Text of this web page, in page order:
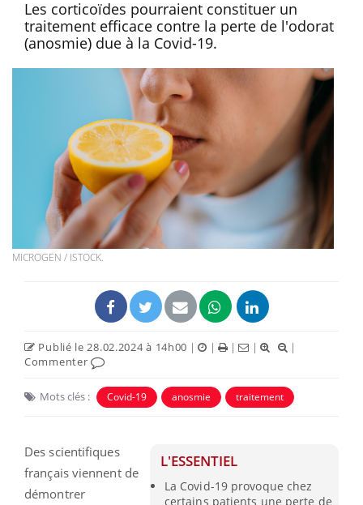
Les corticoïdes pourraient constituer un
traitement efficace contre la perte de l'odorat
(anosmie) due à la Covid-19.
MICROGEN / ISTOCK.
Publié le 28.02.2024 à 14h00 | | | |
|
Commenter
Mots clés : Covid-19 anosmie traitement
L'ESSENTIEL
La Covid-19 provoque chez
certains patients une perte de
Des scientifiques
français viennent de
démontrer